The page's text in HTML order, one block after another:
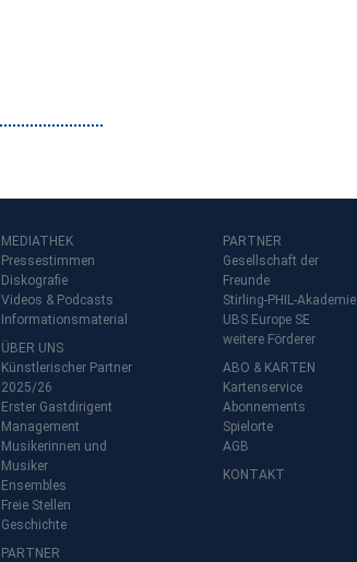
MEDIATHEK
Pressestimmen
Diskografie
Videos & Podcasts
Informationsmaterial
ÜBER UNS
Künstlerischer Partner
2025/26
Erster Gastdirigent
Management
Musikerinnen und
Musiker
Ensembles
Freie Stellen
Geschichte
PARTNER
PARTNER
Gesellschaft der
Freunde
Stirling-PHIL-Akademie
UBS Europe SE
weitere Förderer
ABO & KARTEN
Kartenservice
Abonnements
Spielorte
AGB
KONTAKT